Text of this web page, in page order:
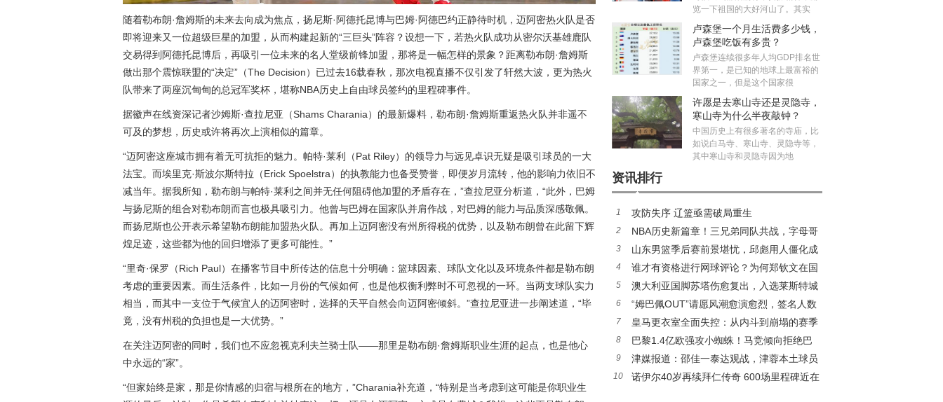
随着勒布朗·詹姆斯的未来去向成为焦点，扬尼斯·阿德托昆博与巴姆·阿德巴约正静待时机，迈阿密热火队是否
即将迎来又一位超级巨星的加盟，从而构建起新的“三巨头”阵容？设想一下，若热火队成功从密尔沃基雄鹿队
交易得到阿德托昆博后，再吸引一位未来的名人堂级前锋加盟，那将是一幅怎样的景象？距离勒布朗·詹姆斯
做出那个震惊联盟的“决定”（The Decision）已过去16载春秋，那次电视直播不仅引发了轩然大波，更为热火
队带来了两座沉甸甸的总冠军奖杯，堪称NBA历史上自由球员签约的里程碑事件。
据徽声在线资深记者沙姆斯·查拉尼亚（Shams Charania）的最新爆料，勒布朗·詹姆斯重返热火队并非遥不
可及的梦想，历史或许将再次上演相似的篇章。
“迈阿密这座城市拥有着无可抗拒的魅力。帕特·莱利（Pat Riley）的领导力与远见卓识无疑是吸引球员的一大
法宝。而埃里克·斯波尔斯特拉（Erick Spoelstra）的执教能力也备受赞誉，即便岁月流转，他的影响力依旧不
减当年。据我所知，勒布朗与帕特·莱利之间并无任何阻碍他加盟的矛盾存在，”查拉尼亚分析道，“此外，巴姆
与扬尼斯的组合对勒布朗而言也极具吸引力。他曾与巴姆在国家队并肩作战，对巴姆的能力与品质深感敬佩。
而扬尼斯也公开表示希望勒布朗能加盟热火队。再加上迈阿密没有州所得税的优势，以及勒布朗曾在此留下辉
煌足迹，这些都为他的回归增添了更多可能性。”
“里奇·保罗（Rich Paul）在播客节目中所传达的信息十分明确：篮球因素、球队文化以及环境条件都是勒布朗
考虑的重要因素。而生活条件，比如一月份的气候如何，也是他权衡利弊时不可忽视的一环。当两支球队实力
相当，而其中一支位于气候宜人的迈阿密时，选择的天平自然会向迈阿密倾斜。”查拉尼亚进一步阐述道，“毕
竟，没有州税的负担也是一大优势。”
在关注迈阿密的同时，我们也不应忽视克利夫兰骑士队——那里是勒布朗·詹姆斯职业生涯的起点，也是他心
中永远的“家”。
“但家始终是家，那是你情感的归宿与根所在的地方，”Charania补充道，“特别是当考虑到这可能是你职业生
览一下祖国的大好河山了。其实
卢森堡一个月生活费多少钱，
卢森堡吃饭有多贵？
卢森堡连续很多年人均GDP排名世
界第一，是已知的地球上最富裕的
国家之一，但是这个国家很
许愿是去寒山寺还是灵隐寺，
寒山寺为什么半夜敲钟？
中国历史上有很多著名的寺庙，比
如说白马寺、寒山寺、灵隐寺等，
其中寒山寺和灵隐寺因为地
资讯排行
1 攻防失序 辽篮亟需破局重生
2
NBA历史新篇章！三兄弟同队共战，字母哥
续约风波再起
3
山东男篮季后赛前景堪忧，邱彪用人僵化成
最大障碍
4
谁才有资格进行网球评论？为何郑钦文在国
内成为敏感话题？
5
澳大利亚国脚苏塔伤愈复出，入选莱斯特城
比赛名单引关注
6
“姆巴佩OUT”请愿风潮愈演愈烈，签名人数
突破千万大关
7
皇马更衣室全面失控：从内斗到崩塌的赛季
噩梦
8
巴黎1.4亿欧强攻小蜘蛛！马竞倾向拒绝巴
萨，转会市场三强争霸白热化
9
津媒报道：邵佳一泰达观战，津蓉本土球员
表现抢眼，展望亚洲杯分组
10
诺伊尔40岁再续拜仁传奇 600场里程碑近在